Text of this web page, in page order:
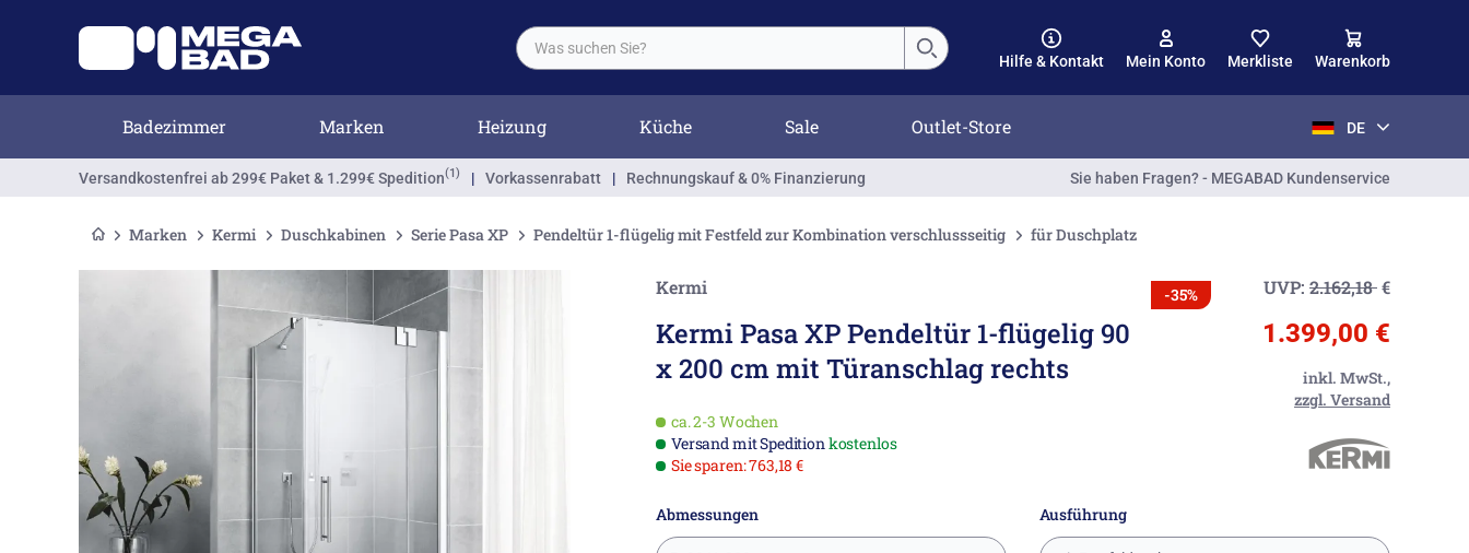
Hilfe & Kontakt Mein Konto Merkliste Warenkorb
Badezimmer Marken Heizung Küche Sale Outlet-Store DE
Versandkostenfrei ab 299€ Paket & 1.299€ Spedition(1) | Vorkassenrabatt | Rechnungskauf & 0% Finanzierung Sie haben Fragen? - MEGABAD Kundenservice
Marken Kermi Duschkabinen Serie Pasa XP Pendeltür 1-flügelig mit Festfeld zur Kombination verschlussseitig für Duschplatz
Kermi
Kermi Pasa XP Pendeltür 1-flügelig 90
x 200 cm mit Türanschlag rechts
-35% UVP: 2.162,18€
1.399,00 €
inkl. MwSt.,
zzgl. Versand
ca. 2-3 Wochen
Versand mit Speditionkostenlos
Sie sparen: 763,18 €
Abmessungen Ausführung